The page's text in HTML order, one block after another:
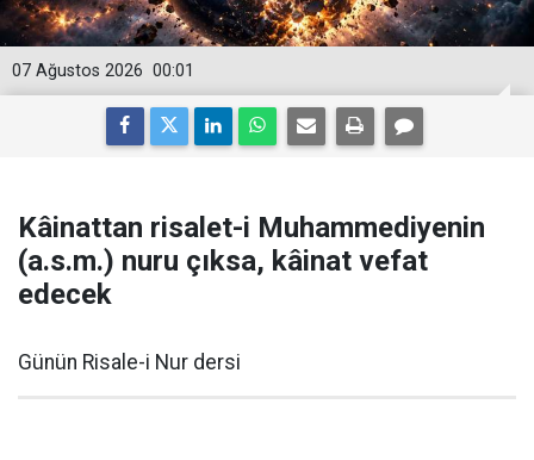
00:01
07 Ağustos 2026
Kâinattan risalet-i Muhammediyenin
(a.s.m.) nuru çıksa, kâinat vefat
edecek
Günün Risale-i Nur dersi